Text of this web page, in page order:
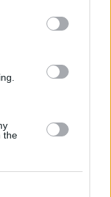
este sitio web o
the